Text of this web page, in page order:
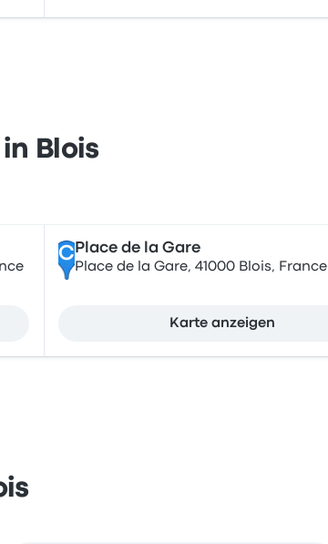
Blois
CPlace de la Gare
Place de la Gare, 41000 Blois, France
Karte anzeigen